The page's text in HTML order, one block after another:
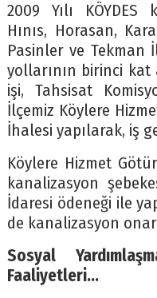
2009 Yılı KÖYDES
Hınıs, Horasan,
Pasinler ve Tekman
yollarının birinci kat
işi, Tahsisat
İlçemiz Köylere
İhalesi yapılarak, iş
Köylere Hizmet
kanalizasyon
İdaresi ödeneği ile
de kanalizasyon
Sosyal
Faaliyetleri…